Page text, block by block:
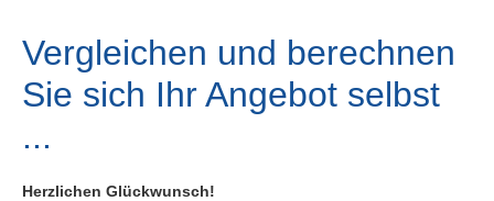
Vergleichen und berechnen
Sie sich Ihr Angebot selbst
...
Herzlichen Glückwunsch!